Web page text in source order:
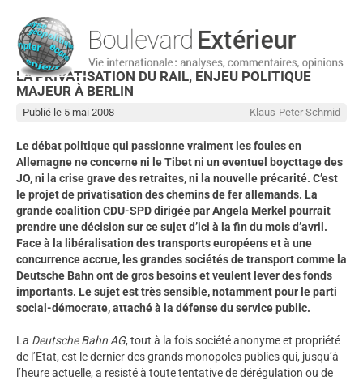
LA PRIVATISATION DU RAIL, ENJEU POLITIQUE
MAJEUR À BERLIN
Klaus-Peter Schmid
Publié le 5 mai 2008
Le débat politique qui passionne vraiment les foules en
Allemagne ne concerne ni le Tibet ni un eventuel boycttage des
JO, ni la crise grave des retraites, ni la nouvelle précarité. C’est
le projet de privatisation des chemins de fer allemands. La
grande coalition CDU-SPD dirigée par Angela Merkel pourrait
prendre une décision sur ce sujet d’ici à la fin du mois d’avril.
Face à la libéralisation des transports européens et à une
concurrence accrue, les grandes sociétés de transport comme la
Deutsche Bahn ont de gros besoins et veulent lever des fonds
importants. Le sujet est très sensible, notamment pour le parti
social-démocrate, attaché à la défense du service public.
La Deutsche Bahn AG, tout à la fois société anonyme et propriété
de l’Etat, est le dernier des grands monopoles publics qui, jusqu’à
l’heure actuelle, a resisté à toute tentative de dérégulation ou de